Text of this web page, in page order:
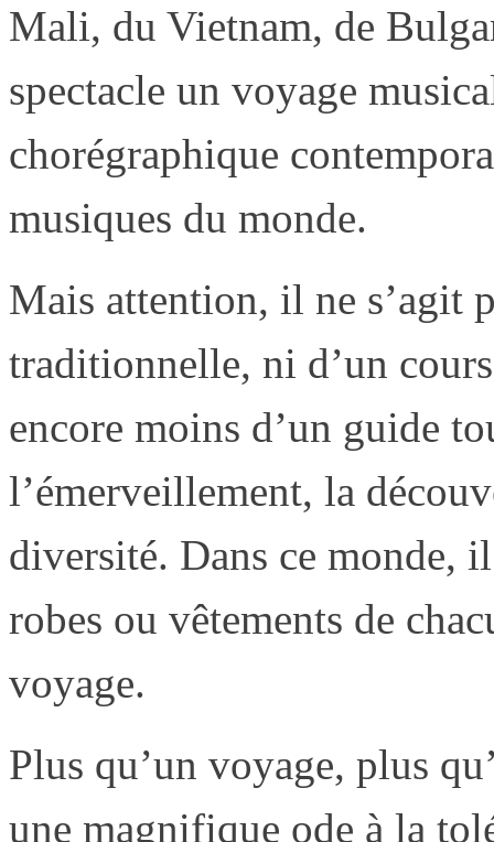
Mali, du Vietnam, de
spectacle un voyage
chorégraphique
musiques du monde.
Mais attention, il ne s’agit
traditionnelle, ni d’un
encore moins d’un guide
l’émerveillement, la
diversité. Dans ce monde,
robes ou vêtements de
voyage.
Plus qu’un voyage, plus
une magnifique ode à la